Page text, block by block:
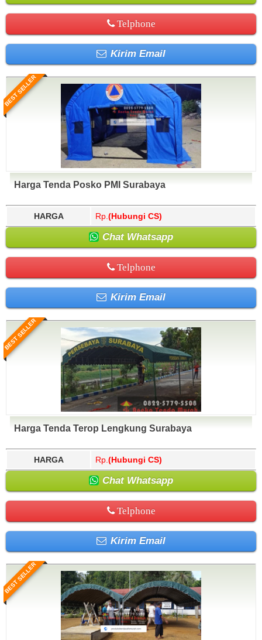
Telphone
Kirim Email
BEST SELLER
Harga Tenda Posko PMI Surabaya
HARGA Rp. (Hubungi CS)
Chat Whatsapp
Telphone
Kirim Email
BEST SELLER
Harga Tenda Terop Lengkung Surabaya
HARGA Rp. (Hubungi CS)
Chat Whatsapp
Telphone
Kirim Email
BEST SELLER